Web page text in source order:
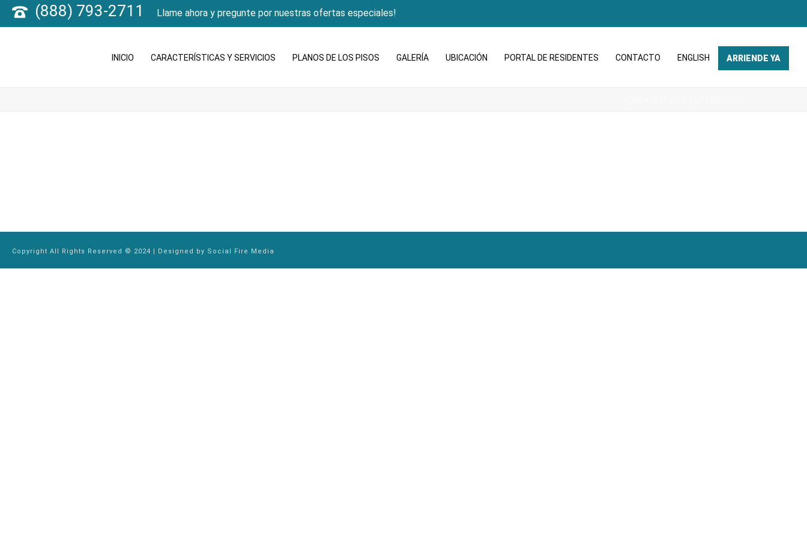
(888) 793-2711 Llame ahora y pregunte por nuestras ofertas especiales!
INICIO CARACTERÍSTICAS Y SERVICIOS PLANOS DE LOS PISOS GALERÍA UBICACIÓN PORTAL DE RESIDENTES CONTACTO ENGLISH ARRIENDE YA
Copyright All Rights Reserved © 2024 | Designed by Social Fire Media